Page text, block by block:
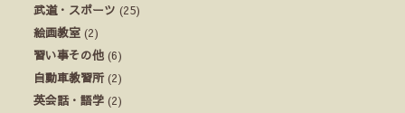
武道・スポーツ (25)
絵画教室 (2)
習い事その他 (6)
自動車教習所(2)
英会話・語学 (2)